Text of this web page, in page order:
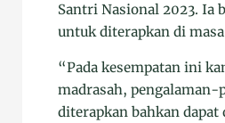
Santri Nasional 2023. Ia
untuk diterapkan di masa
“Pada kesempatan ini
madrasah, pengalaman-
diterapkan bahkan